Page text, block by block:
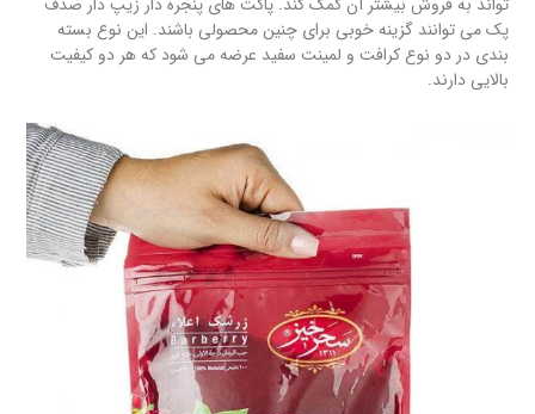
پک می توانند گزینه خوبی برای چنین محصولی باشند. این نوع بسته
بندی در دو نوع کرافت و لمینت سفید عرضه می شود که هر دو کیفیت
بالایی دارند.